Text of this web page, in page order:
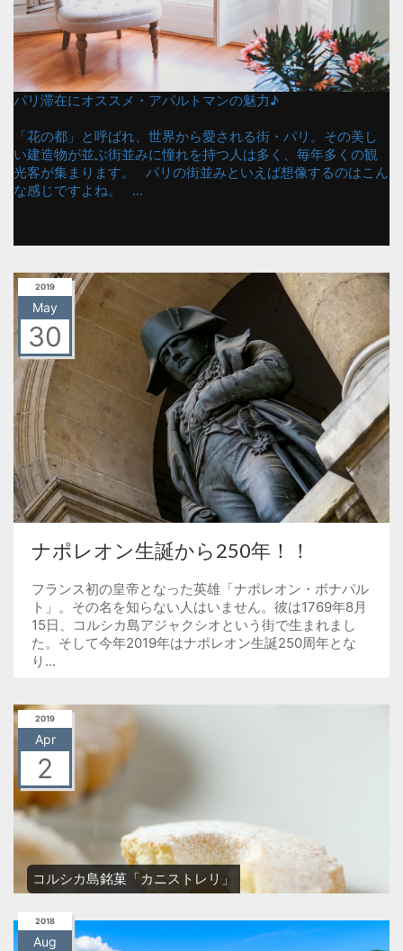
パリ滞在にオススメ・アパルトマンの魅力♪
「花の都」と呼ばれ、世界から愛される街・パリ。その美し
い建造物が並ぶ街並みに憧れを持つ人は多く、毎年多くの観
光客が集まります。 パリの街並みといえば想像するのはこん
な感じですよね。 ...
2019
May
30
ナポレオン生誕から250年！！
フランス初の皇帝となった英雄「ナポレオン・ボナパル
ト」。その名を知らない人はいません。彼は1769年8月
15日、コルシカ島アジャクシオという街で生まれまし
た。そして今年2019年はナポレオン生誕250周年とな
り...
2019
Apr
2
コルシカ島銘菓「カニストレリ」
2018
Aug